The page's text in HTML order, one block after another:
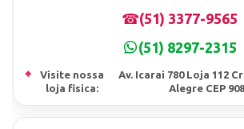
☎(51) 3377-9565
(51) 8297-2315
⌖
Visite nossa
loja fisica:
Av. Icarai 780 Loja 112
Alegre CEP